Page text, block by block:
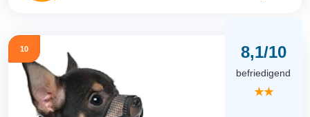
10 8,1/10
befriedigend
★★